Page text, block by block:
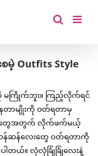
မဲ့ Outfits Style
မကြိုက်ဘူး။ ကြည့်လိုက်ရင်
တာမျိုးကို ဝတ်ရတာမှ
တွေအတွက် လိုက်ဖက်မယ့်
န်ဆန်လေးတွေ ဝတ်ရတာကို
တယ်။ လုံလုံခြုံခြုံလေးနဲ့